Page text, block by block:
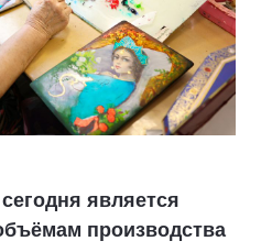
является
производства